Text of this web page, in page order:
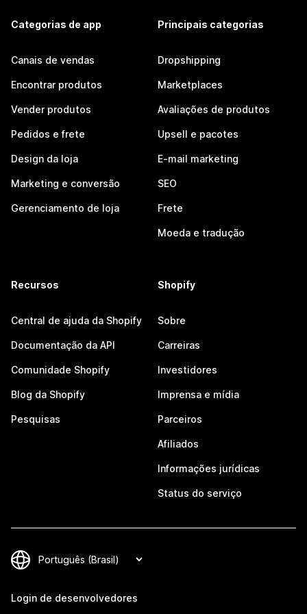
Categorias de app
Canais de vendas
Encontrar produtos
Vender produtos
Pedidos e frete
Design da loja
Marketing e conversão
Gerenciamento de loja
Principais categorias
Dropshipping
Marketplaces
Avaliações de produtos
Upsell e pacotes
E-mail marketing
SEO
Frete
Moeda e tradução
Recursos
Central de ajuda da Shopify
Documentação da API
Comunidade Shopify
Blog da Shopify
Pesquisas
Shopify
Sobre
Carreiras
Investidores
Imprensa e mídia
Parceiros
Afiliados
Informações jurídicas
Status do serviço
Login de desenvolvedores